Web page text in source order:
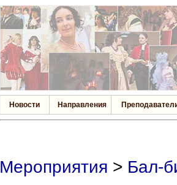
Новости Направления
Мероприятия > Бал-